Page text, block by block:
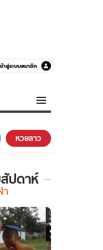
ข้าสู่ระบบสมาชิก
ว หวยลาว
ปดาห์
า